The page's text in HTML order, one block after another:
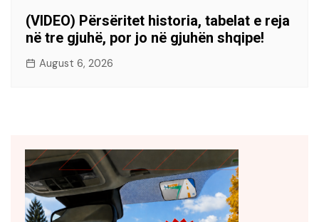
(VIDEO) Përsëritet historia, tabelat e reja
në tre gjuhë, por jo në gjuhën shqipe!
August 6, 2026